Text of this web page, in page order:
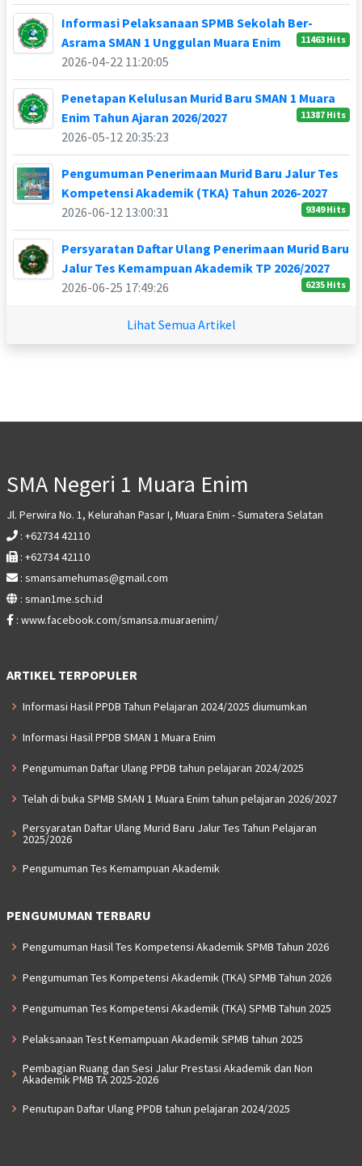
Informasi Pelaksanaan SPMB Sekolah Ber-
Asrama SMAN 1 Unggulan Muara Enim
11463 Hits
2026-04-22 11:20:05
Penetapan Kelulusan Murid Baru SMAN 1 Muara
Enim Tahun Ajaran 2026/2027
11387 Hits
2026-05-12 20:35:23
Pengumuman Penerimaan Murid Baru Jalur Tes
Kompetensi Akademik (TKA) Tahun 2026-2027
9349 Hits
2026-06-12 13:00:31
Persyaratan Daftar Ulang Penerimaan Murid Baru
Jalur Tes Kemampuan Akademik TP 2026/2027
6235 Hits
2026-06-25 17:49:26
Lihat Semua Artikel
SMA Negeri 1 Muara Enim
Jl. Perwira No. 1, Kelurahan Pasar I, Muara Enim - Sumatera Selatan
: +62734 42110
: +62734 42110
: smansamehumas@gmail.com
: sman1me.sch.id
: www.facebook.com/smansa.muaraenim/
ARTIKEL TERPOPULER
Informasi Hasil PPDB Tahun Pelajaran 2024/2025 diumumkan
Informasi Hasil PPDB SMAN 1 Muara Enim
Pengumuman Daftar Ulang PPDB tahun pelajaran 2024/2025
Telah di buka SPMB SMAN 1 Muara Enim tahun pelajaran 2026/2027
Persyaratan Daftar Ulang Murid Baru Jalur Tes Tahun Pelajaran
2025/2026
Pengumuman Tes Kemampuan Akademik
PENGUMUMAN TERBARU
Pengumuman Hasil Tes Kompetensi Akademik SPMB Tahun 2026
Pengumuman Tes Kompetensi Akademik (TKA) SPMB Tahun 2026
Pengumuman Tes Kompetensi Akademik (TKA) SPMB Tahun 2025
Pelaksanaan Test Kemampuan Akademik SPMB tahun 2025
Pembagian Ruang dan Sesi Jalur Prestasi Akademik dan Non
Akademik PMB TA 2025-2026
Penutupan Daftar Ulang PPDB tahun pelajaran 2024/2025